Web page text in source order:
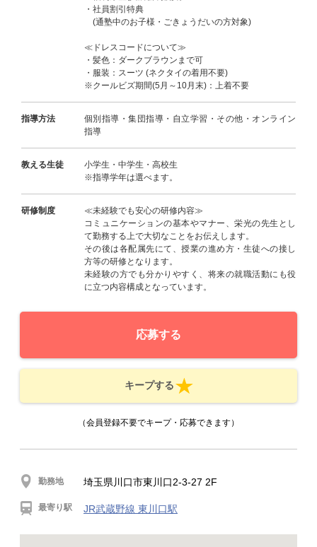
・社員割引特典
(通塾中のお子様・ごきょうだいの方対象)
≪ドレスコードについて≫
・髪色：ダークブラウンまで可
・服装：スーツ (ネクタイの着用不要)
※クールビズ期間(5月～10月末)：上着不要
指導方法
個別指導・集団指導・自立学習・その他・オンライン
指導
教える生徒
小学生・中学生・高校生
※指導学年は選べます。
研修制度
≪未経験でも安心の研修内容≫
コミュニケーションの基本やマナー、栄光の先生とし
て勤務する上で大切なことをお伝えします。
その後は各配属先にて、授業の進め方・生徒への接し
方等の研修となります。
未経験の方でも分かりやすく、将来の就職活動にも役
に立つ内容構成となっています。
応募する
キープする
（会員登録不要でキープ・応募できます）
勤務地 埼玉県川口市東川口2-3-27 2F
最寄り駅 JR武蔵野線 東川口駅